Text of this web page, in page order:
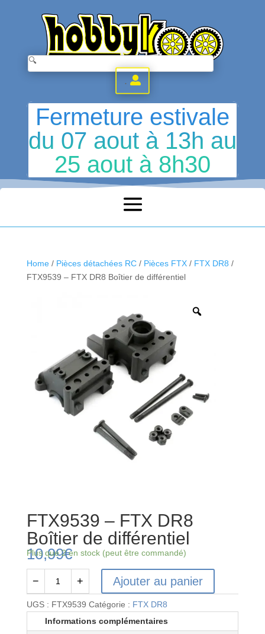
.
Fermeture estivale
du 07 aout à 13h au
25 aout à 8h30
Home/ Pièces détachées RC/ Pièces FTX/ FTX DR8 /
FTX9539 – FTX DR8 Boîtier de différentiel
FTX9539 – FTX DR8
Boîtier de différentiel
10,99€
Plus que 2 en stock (peut être commandé)
quantité
de
FTX9539
− + Ajouter au panier
UGS : FTX9539 Catégorie : FTX DR8
Informations complémentaires